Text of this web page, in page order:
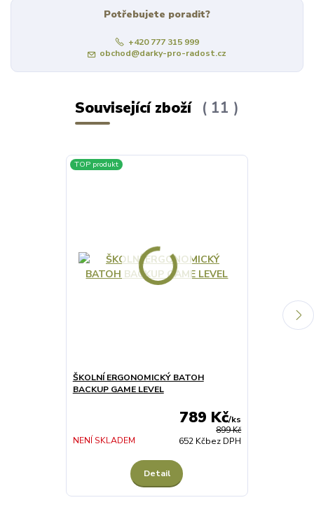
Potřebujete poradit?
+420 777 315 999
obchod@darky-pro-radost.cz
Související zboží 11
TOP produkt
ŠKOLNÍ ERGONOMICKÝ BATOH
BACKUP GAME LEVEL
899 Kč
789 Kč/ks
652 Kčbez DPH
NENÍ SKLADEM
Detail